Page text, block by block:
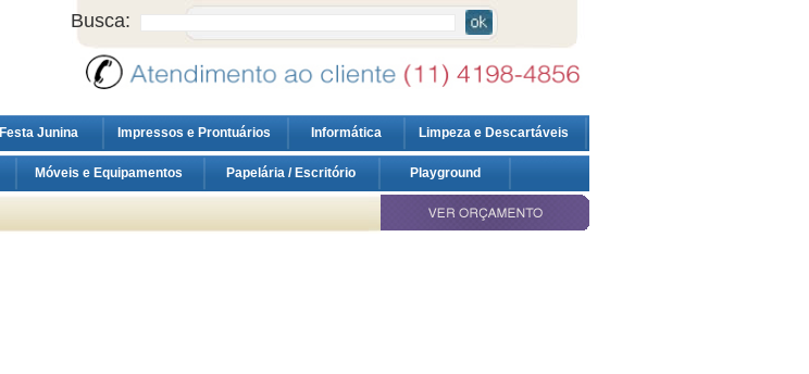
Busca:
Festa Junina Impressos e Prontuários Informática Limpeza e Descartáveis
Móveis e Equipamentos Papelária / Escritório Playground